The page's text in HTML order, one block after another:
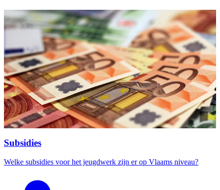
Subsidies
Welke subsidies voor het jeugdwerk zijn er op Vlaams niveau?